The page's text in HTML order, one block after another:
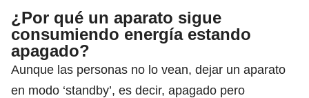
¿Por qué un aparato sigue
consumiendo energía estando
apagado?
Aunque las personas no lo vean, dejar un aparato
en modo ‘standby’, es decir, apagado pero